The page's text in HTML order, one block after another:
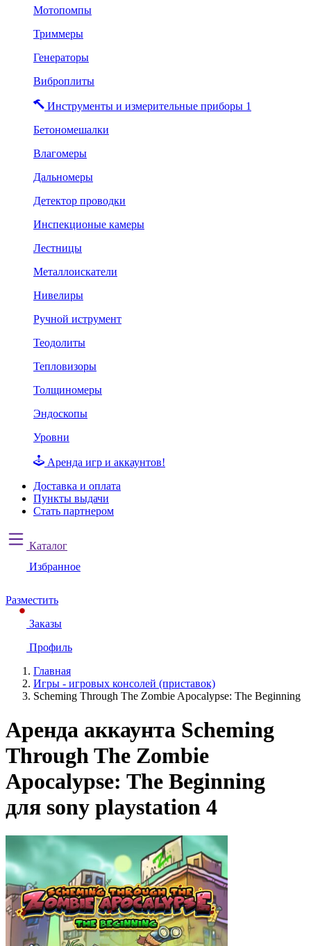
Мотопомпы
Триммеры
Генераторы
Виброплиты
Инструменты и измерительные приборы 1
Бетономешалки
Влагомеры
Дальномеры
Детектор проводки
Инспекционые камеры
Лестницы
Металлоискатели
Нивелиры
Ручной иструмент
Теодолиты
Тепловизоры
Толщиномеры
Эндоскопы
Уровни
Аренда игр и аккаунтов!
Доставка и оплата
Пункты выдачи
Стать партнером
Каталог
Избранное
Разместить
Заказы
Профиль
Главная
Игры - игровых консолей (приставок)
Scheming Through The Zombie Apocalypse: The Beginning
Аренда аккаунта Scheming
Through The Zombie
Apocalypse: The Beginning
для sony playstation 4